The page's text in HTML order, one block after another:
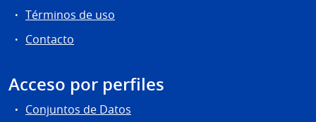
Términos de uso
Contacto
Acceso por perfiles
Conjuntos de Datos